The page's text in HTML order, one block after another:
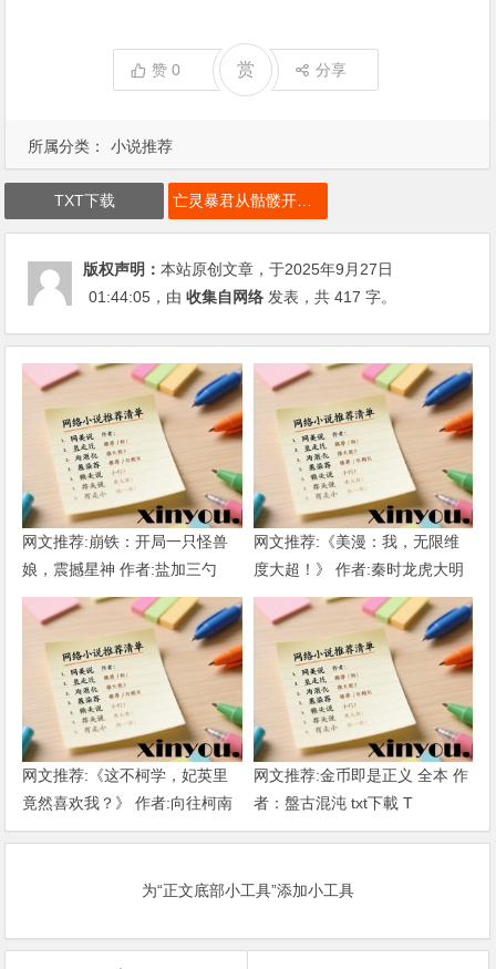
所属分类： 小说推荐
赞0 赏 分享
TXT下载 亡灵暴君从骷髅开始进化下载
版权声明：本站原创文章，于2025年9月27日
01:44:05 ，由收集自网络 发表，共 417 字。
网文推荐:崩铁：开局一只怪兽
娘，震撼星神 作者:盐加三勺
（1-218）TXT下载
网文推荐:《美漫：我，无限维
度大超！》 作者:秦时龙虎大明
1-802章 TXT下载
网文推荐:《这不柯学，妃英里
竟然喜欢我？》 作者:向往柯南
1-189章 TXT下载
网文推荐:金币即是正义 全本 作
者：盤古混沌 txt下載 T
为“正文底部小工具”添加小工具